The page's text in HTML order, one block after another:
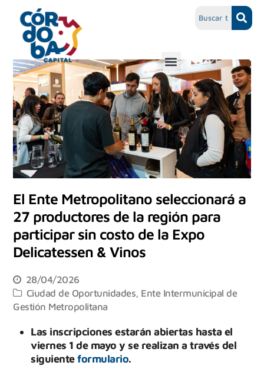
El Ente Metropolitano seleccionará a
27 productores de la región para
participar sin costo de la Expo
Delicatessen & Vinos
28/04/2026
Ciudad de Oportunidades Ente Intermunicipal de
Gestión Metropolitana
Las inscripciones estarán abiertas hasta el
viernes 1 de mayo y se realizan a través del
siguienteformulario.